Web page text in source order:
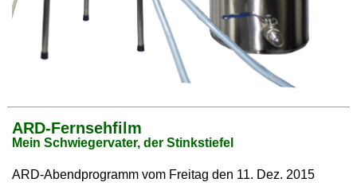
ARD-Fernsehfilm
Mein Schwiegervater, der Stinkstiefel
ARD-Abendprogramm vom Freitag den 11. Dez. 2015